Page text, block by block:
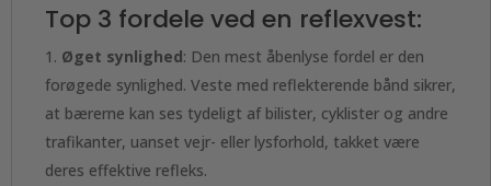
Top 3 fordele ved en reflexvest:
Øget synlighed: Den mest åbenlyse fordel er den
forøgede synlighed. Veste med reflekterende bånd sikrer,
at bærerne kan ses tydeligt af bilister, cyklister og andre
trafikanter, uanset vejr- eller lysforhold, takket være
deres effektive refleks.